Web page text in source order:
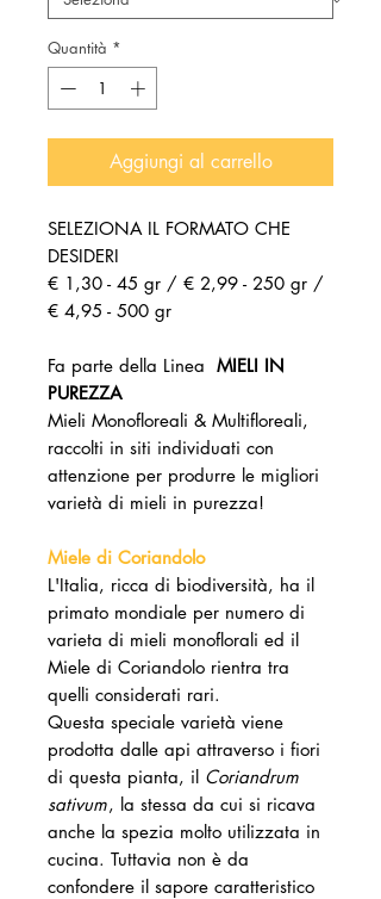
Quantità *
Aggiungi al carrello
SELEZIONA IL FORMATO CHE
DESIDERI
€ 1,30 - 45 gr / € 2,99 - 250 gr /
€ 4,95 - 500 gr
Fa parte della Linea MIELI IN
PUREZZA
Mieli Monofloreali & Multifloreali,
raccolti in siti individuati con
attenzione per produrre le migliori
varietà di mieli in purezza!
Miele di Coriandolo
L'Italia, ricca di biodiversità, ha il
primato mondiale per numero di
varieta di mieli monoflorali ed il
Miele di Coriandolo rientra tra
quelli considerati rari.
Questa speciale varietà viene
prodotta dalle api attraverso i fiori
di questa pianta, il Coriandrum
sativum, la stessa da cui si ricava
anche la spezia molto utilizzata in
cucina. Tuttavia non è da
confondere il sapore caratteristico